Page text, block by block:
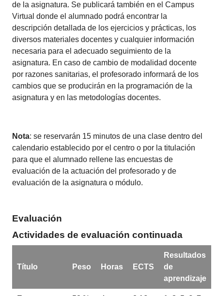
de la asignatura. Se publicará también en el Campus
Virtual donde el alumnado podrá encontrar la
descripción detallada de los ejercicios y prácticas, los
diversos materiales docentes y cualquier información
necesaria para el adecuado seguimiento de la
asignatura. En caso de cambio de modalidad docente
por razones sanitarias, el profesorado informará de los
cambios que se producirán en la programación de la
asignatura y en las metodologías docentes.
Nota: se reservarán 15 minutos de una clase dentro del
calendario establecido por el centro o por la titulación
para que el alumnado rellene las encuestas de
evaluación de la actuación del profesorado y de
evaluación de la asignatura o módulo.
Evaluación
Actividades de evaluación continuada
Título Peso Horas ECTS
Resultados
de
aprendizaje